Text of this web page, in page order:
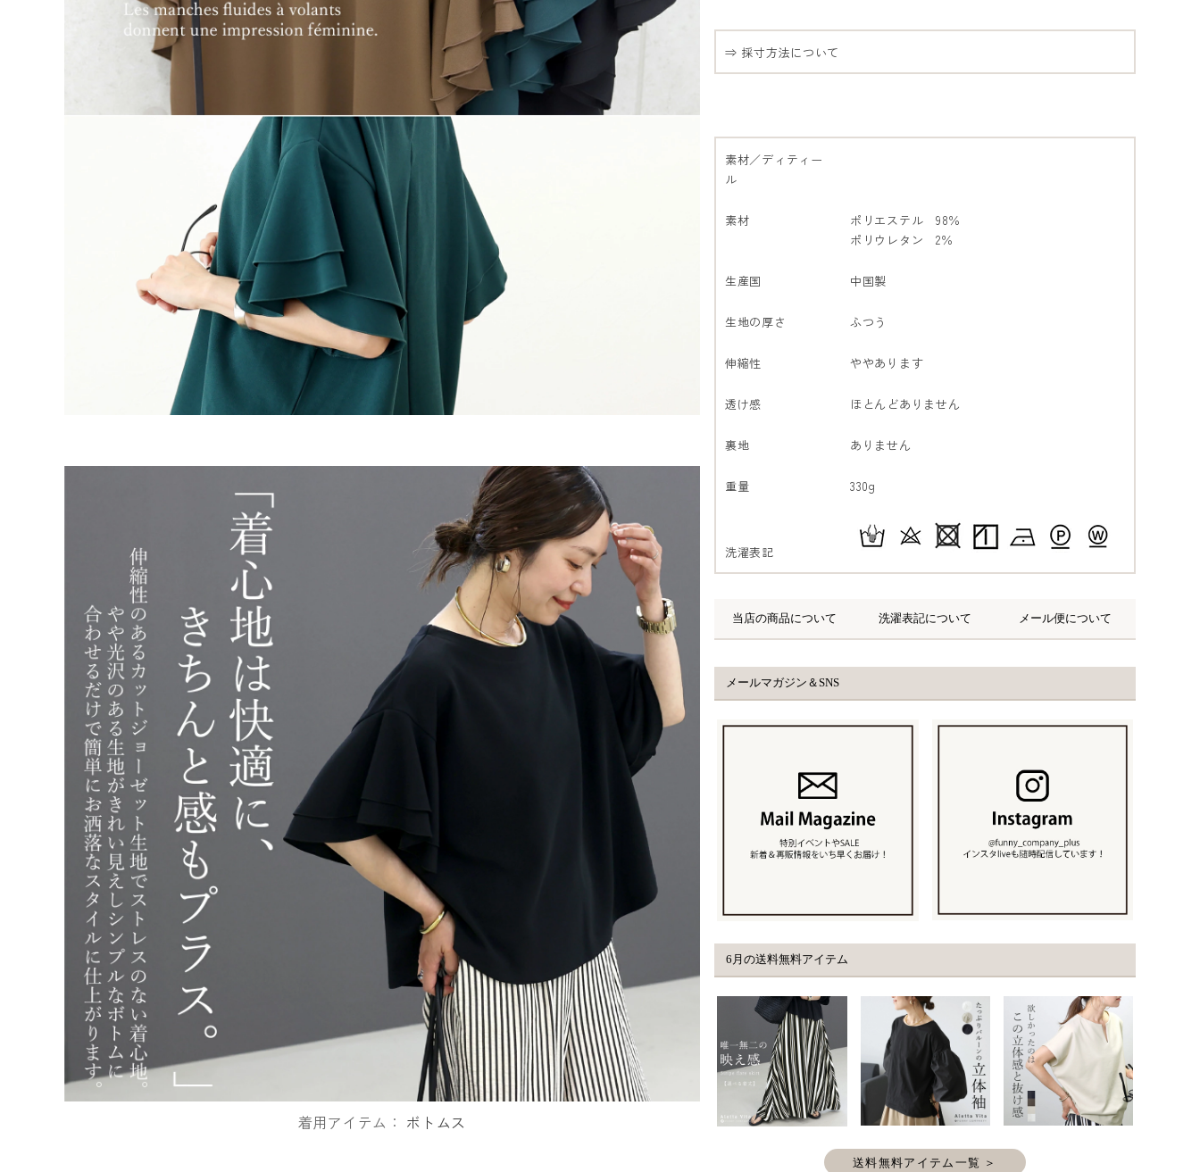
着用アイテム： ボトムス
⇒ 採寸方法について
素材／ディティー
ル
素材
ポリエステル 98％
ポリウレタン 2％
生産国 中国製
生地の厚さ ふつう
伸縮性 ややあります
透け感 ほとんどありません
裏地 ありません
重量 330g
洗濯表記